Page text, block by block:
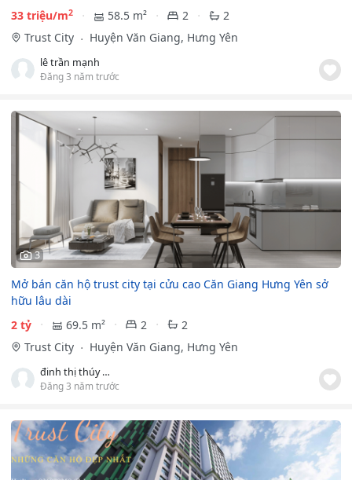
33 triệu/m2 58.5 m² 2
2
Trust City
Huyện Văn Giang, Hưng Yên
lê trần mạnh
Đăng 3 năm trước
3
Mở bán căn hộ trust city tại cửu cao Căn Giang Hưng Yên sở
hữu lâu dài
2 tỷ
69.5 m² 2
2
Trust City
Huyện Văn Giang, Hưng Yên
đinh thị thúy hường
Đăng 3 năm trước